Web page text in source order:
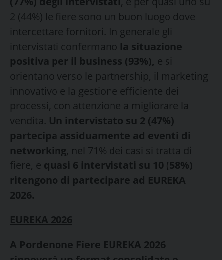
2 (44%) le fiere sono un buon luogo dove
intercettare fornitori. In generale gli
intervistati confermano la situazione
positiva per il business (93%), e si
orientano verso le partnership, il marketing
innovativo e la gestione efficiente dei
processi, con attenzione a migliorare la
vendita. Un intervistato su 2 (47%)
partecipa assiduamente ad eventi di
networking, nel 71% dei casi si tratta di
fiere, e quasi 6 intervistati su 10 (58%)
ritengono di partecipare ad EUREKA
2026.
EUREKA 2026
A Pordenone Fiere EUREKA 2026